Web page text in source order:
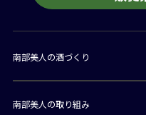
南部美人の酒づくり
南部美人の取り組み